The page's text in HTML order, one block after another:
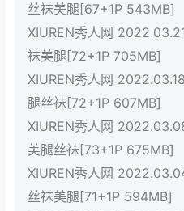
丝袜美腿[67+1P 543MB]
XIUREN秀人网
袜美腿[72+1P 705MB]
XIUREN秀人网
腿丝袜[72+1P 607MB]
XIUREN秀人网
美腿丝袜[73+1P 675MB]
XIUREN秀人网
丝袜美腿[71+1P 594MB]